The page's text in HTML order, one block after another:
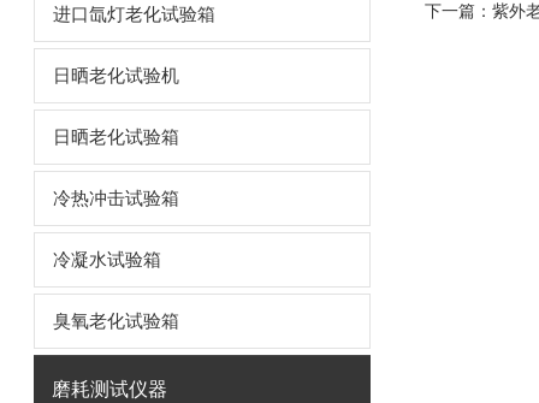
进口氙灯老化试验箱
日晒老化试验机
日晒老化试验箱
冷热冲击试验箱
冷凝水试验箱
臭氧老化试验箱
磨耗测试仪器
下一篇： 紫外